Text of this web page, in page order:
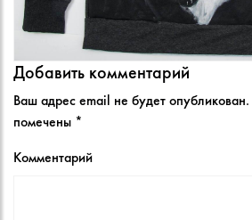
Добавить комментарий
Ваш адрес email не будет опубликован.
помечены *
Комментарий